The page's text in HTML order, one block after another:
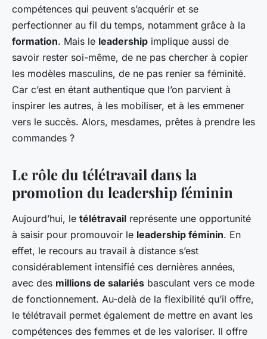
compétences qui peuvent s’acquérir et se
perfectionner au fil du temps, notamment grâce à la
formation. Mais le leadership implique aussi de
savoir rester soi-même, de ne pas chercher à copier
les modèles masculins, de ne pas renier sa féminité.
Car c’est en étant authentique que l’on parvient à
inspirer les autres, à les mobiliser, et à les emmener
vers le succès. Alors, mesdames, prêtes à prendre les
commandes ?
Le rôle du télétravail dans la
promotion du leadership féminin
Aujourd’hui, le télétravail représente une opportunité
à saisir pour promouvoir le leadership féminin. En
effet, le recours au travail à distance s’est
considérablement intensifié ces dernières années,
avec des millions de salariés basculant vers ce mode
de fonctionnement. Au-delà de la flexibilité qu’il offre,
le télétravail permet également de mettre en avant les
compétences des femmes et de les valoriser. Il offre